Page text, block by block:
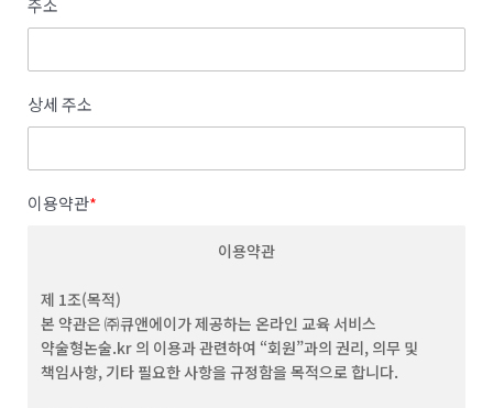
주소
상세 주소
이용약관*
이용약관
제 1조(목적)
본 약관은 ㈜큐앤에이가 제공하는 온라인 교육 서비스
약술형논술.kr 의 이용과 관련하여 “회원”과의 권리, 의무 및
책임사항, 기타 필요한 사항을 규정함을 목적으로 합니다.